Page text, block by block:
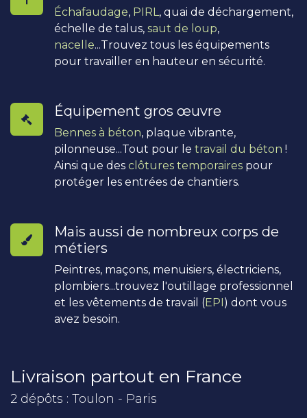
Échafaudage, PIRL , quai de déchargement,
échelle de talus, saut de loup,
nacelle...Trouvez tous les équipements
pour travailler en hauteur en sécurité.
Équipement gros œuvre
Bennes à béton, plaque vibrante,
pilonneuse...Tout pour le travail du béton !
Ainsi que des clôtures temporaires pour
protéger les entrées de chantiers.
Mais aussi de nombreux corps de
métiers
Peintres, maçons, menuisiers, électriciens,
plombiers...trouvez l'outillage professionnel
et les vêtements de travail (EPI) dont vous
avez besoin.
Livraison partout en France
2 dépôts : Toulon - Paris